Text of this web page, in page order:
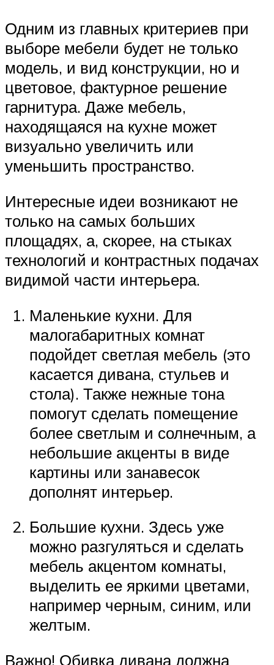
Одним из главных критериев при
выборе мебели будет не только
модель, и вид конструкции, но и
цветовое, фактурное решение
гарнитура. Даже мебель,
находящаяся на кухне может
визуально увеличить или
уменьшить пространство.
Интересные идеи возникают не
только на самых больших
площадях, а, скорее, на стыках
технологий и контрастных подачах
видимой части интерьера.
Маленькие кухни. Для
малогабаритных комнат
подойдет светлая мебель (это
касается дивана, стульев и
стола). Также нежные тона
помогут сделать помещение
более светлым и солнечным, а
небольшие акценты в виде
картины или занавесок
дополнят интерьер.
Большие кухни. Здесь уже
можно разгуляться и сделать
мебель акцентом комнаты,
выделить ее яркими цветами,
например черным, синим, или
желтым.
Важно! Обивка дивана должна